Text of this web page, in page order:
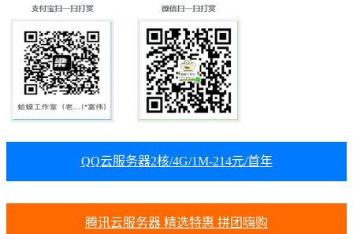
QQ云服务器2核/4G/1M-214元/首年
腾讯云服务器 精选特惠 拼团嗨购